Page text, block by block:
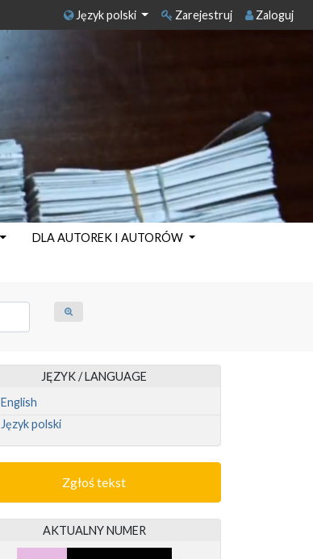
Język polski Zarejestruj Zaloguj
DLA AUTOREK I AUTORÓW
JĘZYK / LANGUAGE
English
Język polski
Zgłoś tekst
AKTUALNY NUMER